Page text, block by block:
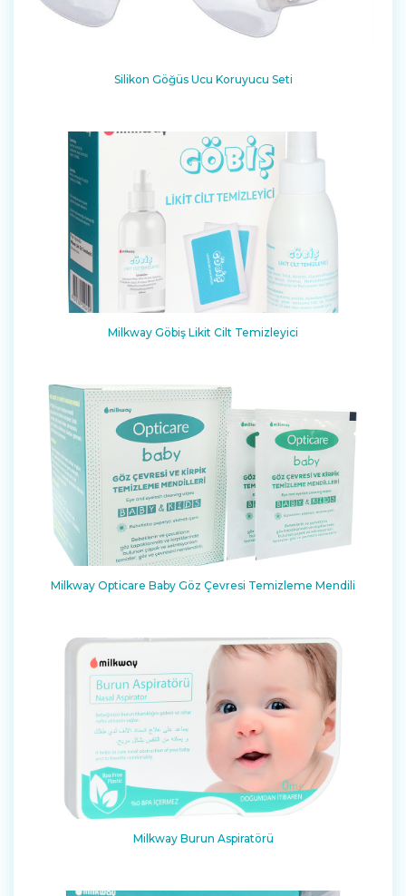
Silikon Göğüs Ucu Koruyucu Seti
Milkway Göbiş Likit Cilt Temizleyici
Milkway Opticare Baby Göz Çevresi Temizleme Mendili
Milkway Burun Aspiratörü